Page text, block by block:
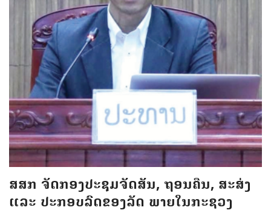
ສສກ ຈັດກອງປະຊຸມຈັດສັນ, ຖອນຄືນ, ສະສ່ງ
ແລະ ປະກອບລົດຂອງລັດ ພາຍໃນກະຊວງ